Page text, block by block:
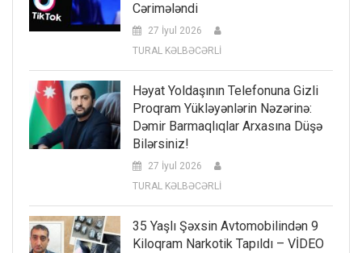
Cərimələndi
27 İyul 2026
TURAL KƏLBƏCƏRLİ
Həyat Yoldaşının Telefonuna Gizli
Proqram Yükləyənlərin Nəzərinə:
Dəmir Barmaqlıqlar Arxasına Düşə
Bilərsiniz!
27 İyul 2026
TURAL KƏLBƏCƏRLİ
35 Yaşlı Şəxsin Avtomobilindən 9
Kiloqram Narkotik Tapıldı – VİDEO